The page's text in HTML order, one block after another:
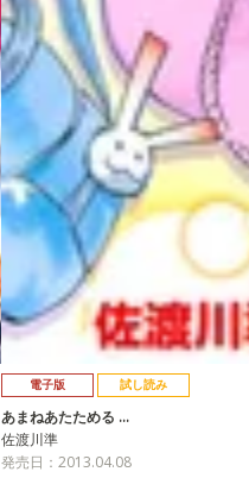
電子版 試し読み
あまねあたためる …
佐渡川準
発売日：2013.04.08